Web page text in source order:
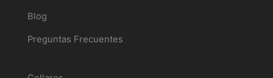
Blog
Preguntas Frecuentes